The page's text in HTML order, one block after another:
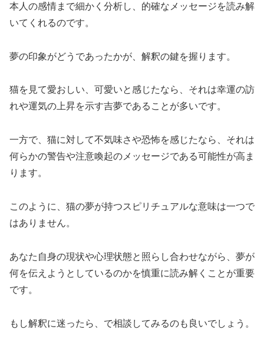
本人の感情まで細かく分析し、的確なメッセージを読み解
いてくれるのです。
夢の印象がどうであったかが、解釈の鍵を握ります。
猫を見て愛おしい、可愛いと感じたなら、それは幸運の訪
れや運気の上昇を示す吉夢であることが多いです。
一方で、猫に対して不気味さや恐怖を感じたなら、それは
何らかの警告や注意喚起のメッセージである可能性が高ま
ります。
このように、猫の夢が持つスピリチュアルな意味は一つで
はありません。
あなた自身の現状や心理状態と照らし合わせながら、夢が
何を伝えようとしているのかを慎重に読み解くことが重要
です。
もし解釈に迷ったら、 で相談してみるのも良いでしょう。